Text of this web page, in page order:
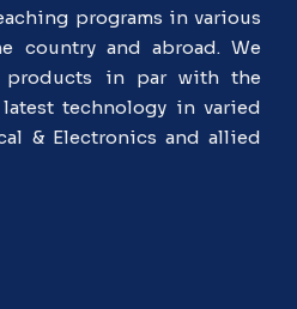
programs in various
country and abroad. We
products in par with the
technology in varied
& Electronics and allied